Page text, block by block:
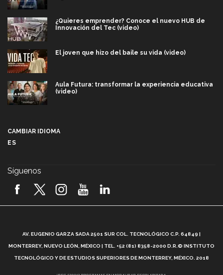
¿Quieres emprender? Conoce el nuevo HUB de
Innovación del Tec (video)
El joven que hizo del baile su vida (video)
Aula Futura: transformar la experiencia educativa
(video)
2026! (video)
¿Cómo es el Modelo Educativo Tec? (video)
CAMBIAR IDIOMA
ES
Síguenos
AV. EUGENIO GARZA SADA 2501 SUR COL. TECNOLÓGICO C.P. 64849 |
MONTERREY, NUEVO LEÓN, MÉXICO | TEL. +52 (81) 8358-2000 D.R.© INSTITUTO
TECNOLÓGICO Y DE ESTUDIOS SUPERIORES DE MONTERREY, MÉXICO. 2018